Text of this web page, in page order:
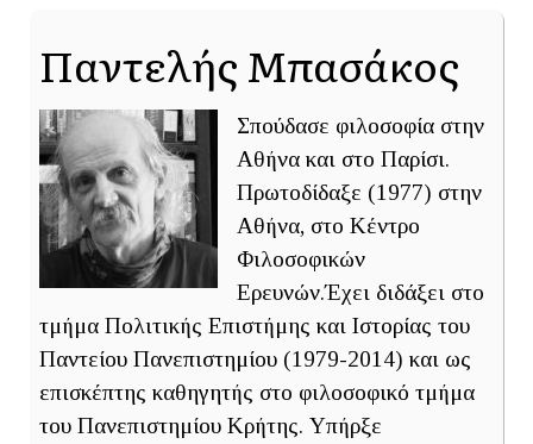
Παντελής Μπασάκος
Σπούδασε φιλοσοφία στην
Αθήνα και στο Παρίσι.
Πρωτοδίδαξε (1977) στην
Αθήνα, στο Κέντρο
Φιλοσοφικών
Ερευνών.Έχει διδάξει στο
τμήμα Πολιτικής Επιστήμης και Ιστορίας του
Παντείου Πανεπιστημίου (1979-2014) και ως
επισκέπτης καθηγητής στο φιλοσοφικό τμήμα
του Πανεπιστημίου Κρήτης. Υπήρξε